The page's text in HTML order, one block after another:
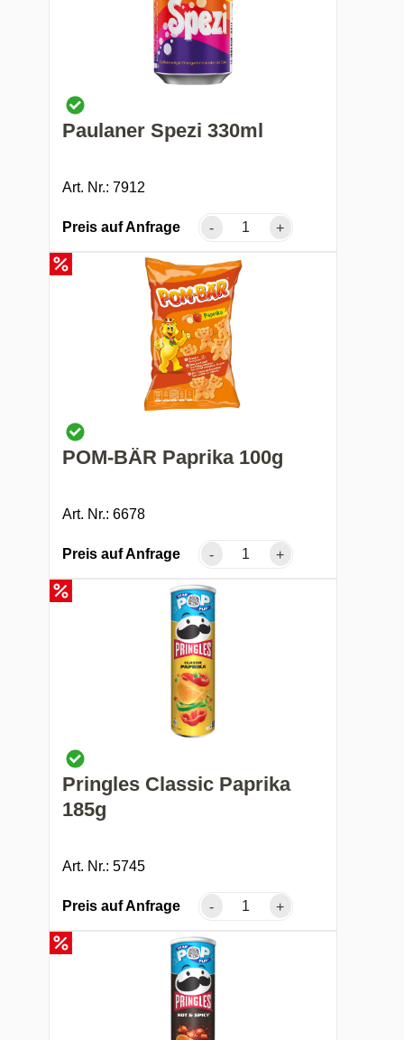
Paulaner Spezi 330ml
Art. Nr.: 7912
Preis auf Anfrage - +
POM-BÄR Paprika 100g
Art. Nr.: 6678
Preis auf Anfrage - +
Pringles Classic Paprika
185g
Art. Nr.: 5745
Preis auf Anfrage - +